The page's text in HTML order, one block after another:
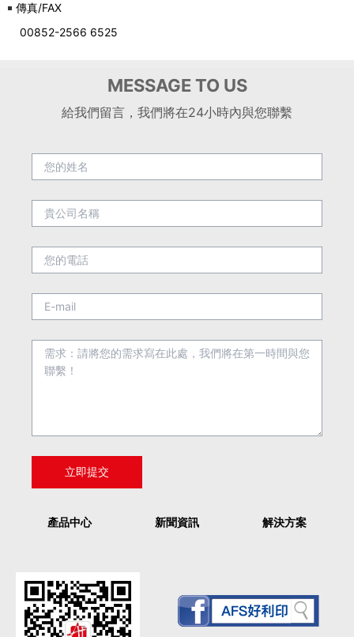
傳真/FAX
00852-2566 6525
MESSAGE TO US
給我們留言，我們將在24小時內與您聯繫
產品中心 新聞資訊 解決方案